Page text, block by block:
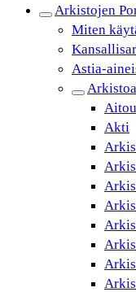
Arkistojen
Miten
Astia-
Akti